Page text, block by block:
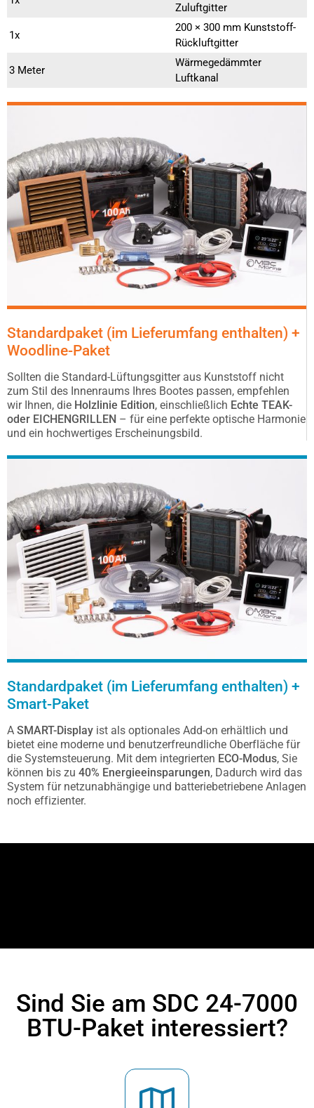
Zuluftgitter
1x
200 × 300 mm Kunststoff-
Rückluftgitter
3 Meter
Wärmegedämmter
Luftkanal
Standardpaket (im Lieferumfang enthalten) +
Woodline-Paket
Sollten die Standard-Lüftungsgitter aus Kunststoff nicht
zum Stil des Innenraums Ihres Bootes passen, empfehlen
wir Ihnen, die Holzlinie Edition, einschließlich Echte TEAK-
oder EICHENGRILLEN – für eine perfekte optische Harmonie
und ein hochwertiges Erscheinungsbild.
Standardpaket (im Lieferumfang enthalten) +
Smart-Paket
A SMART-Display ist als optionales Add-on erhältlich und
bietet eine moderne und benutzerfreundliche Oberfläche für
die Systemsteuerung. Mit dem integrierten ECO-Modus, Sie
können bis zu 40% Energieeinsparungen, Dadurch wird das
System für netzunabhängige und batteriebetriebene Anlagen
noch effizienter.
Sind Sie am SDC 24-7000
BTU-Paket interessiert?